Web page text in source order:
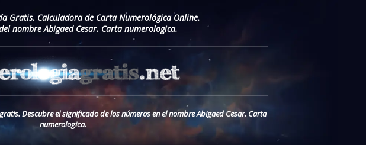
Gratis. Calculadora de Carta Numerológica Online.
nombre Abigaed Cesar. Carta numerologica.
Descubre el significado de los números en el nombre Abigaed Cesar. Carta
numerologica.